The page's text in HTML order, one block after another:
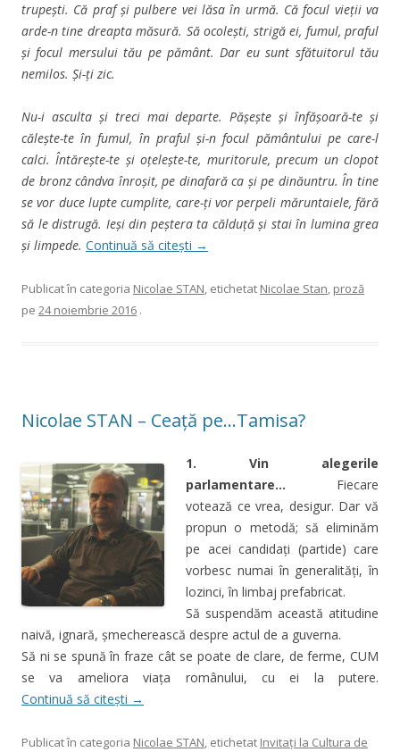
trupeşti. Că praf şi pulbere vei lăsa în urmă. Că focul vieţii va
arde-n tine dreapta măsură. Să ocoleşti, strigă ei, fumul, praful
şi focul mersului tău pe pământ. Dar eu sunt sfătuitorul tău
nemilos. Şi-ţi zic.
Nu-i asculta şi treci mai departe. Pășește şi înfăşoară-te și
călește-te în fumul, în praful şi-n focul pământului pe care-l
calci. Întăreşte-te şi oţeleşte-te, muritorule, precum un clopot
de bronz cândva înroşit, pe dinafară ca şi pe dinăuntru. În tine
se vor duce lupte cumplite, care-ţi vor perpeli măruntaiele, fără
să le distrugă. Ieşi din peştera ta călduţă şi stai în lumina grea
şi limpede. Continuă să citești →
Publicat în categoria Nicolae STAN, etichetat Nicolae Stan, proză
pe 24 noiembrie 2016 .
Nicolae STAN – Ceață pe…Tamisa?
1. Vin alegerile
parlamentare… Fiecare
votează ce vrea, desigur. Dar vă
propun o metodă; să eliminăm
pe acei candidați (partide) care
vorbesc numai în generalități, în
lozinci, în limbaj prefabricat.
Să suspendăm această atitudine
naivă, ignară, șmecherească despre actul de a guverna.
Să ni se spună în fraze cât se poate de clare, de ferme, CUM
se va ameliora viața românului, cu ei la putere.
Continuă să citești →
Publicat în categoria Nicolae STAN, etichetat Invitaţi la Cultura de